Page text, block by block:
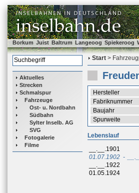
Borkum Juist Baltrum Langeoog Spiekeroog
Aktuelles
Strecken
Schmalspur
Fahrzeuge
Ost- u. Nordbahn
Südbahn
Sylter Inselb. AG
SVG
Fotogalerie
Filme
Start >
Hersteller
Fabriknummer
Baujahr
Spurweite
Lebenslauf
__.__.1901
01.07.1902 -
__.__.1922
01.05.1924